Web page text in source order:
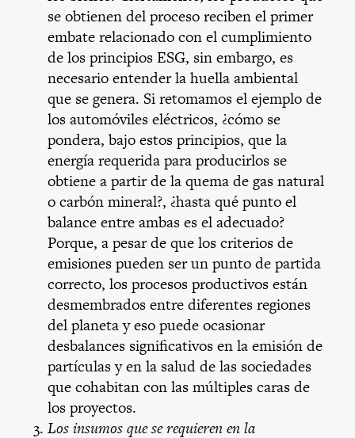
se obtienen del proceso reciben el primer
embate relacionado con el cumplimiento
de los principios ESG, sin embargo, es
necesario entender la huella ambiental
que se genera. Si retomamos el ejemplo de
los automóviles eléctricos, ¿cómo se
pondera, bajo estos principios, que la
energía requerida para producirlos se
obtiene a partir de la quema de gas natural
o carbón mineral?, ¿hasta qué punto el
balance entre ambas es el adecuado?
Porque, a pesar de que los criterios de
emisiones pueden ser un punto de partida
correcto, los procesos productivos están
desmembrados entre diferentes regiones
del planeta y eso puede ocasionar
desbalances significativos en la emisión de
partículas y en la salud de las sociedades
que cohabitan con las múltiples caras de
los proyectos.
Los insumos que se requieren en la